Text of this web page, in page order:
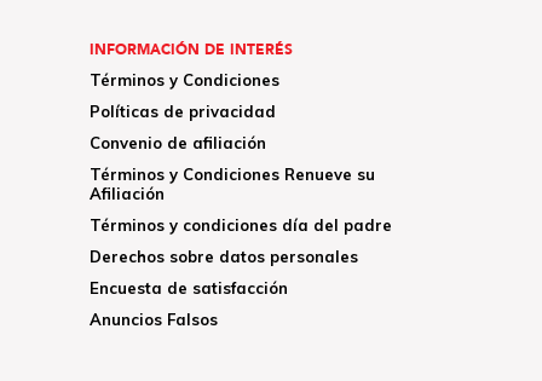
INFORMACIÓN DE INTERÉS
Términos y Condiciones
Políticas de privacidad
Convenio de afiliación
Términos y Condiciones Renueve su
Afiliación
Términos y condiciones día del padre
Derechos sobre datos personales
Encuesta de satisfacción
Anuncios Falsos